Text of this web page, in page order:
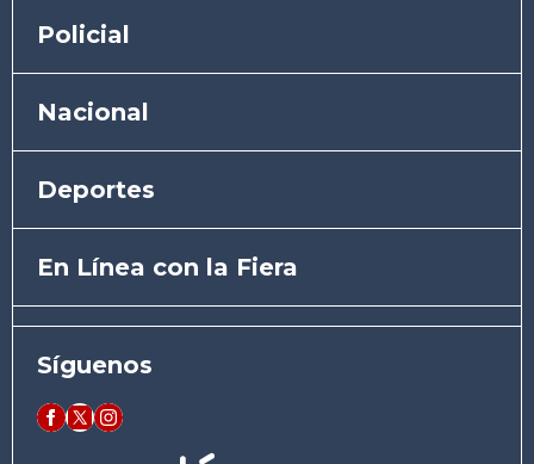
Policial
Nacional
Deportes
En Línea con la Fiera
Síguenos